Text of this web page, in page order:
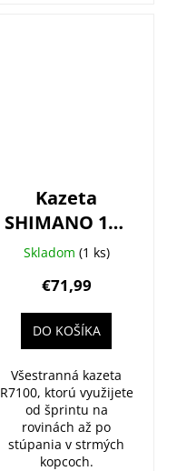
Kazeta
SHIMANO 105
CS-R7100 12-
Skladom (1 ks)
€71,99
DO KOŠÍKA
Všestranná kazeta
R7100, ktorú využijete
od šprintu na
rovinách až po
stúpania v strmých
kopcoch.